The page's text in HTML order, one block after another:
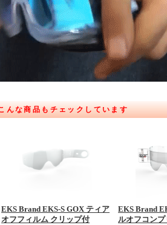
んな商品もチェックしています
EKS Brand EKS-S GOX ティア
オフフィルム クリップ付
EKS Brand
ルオフコン